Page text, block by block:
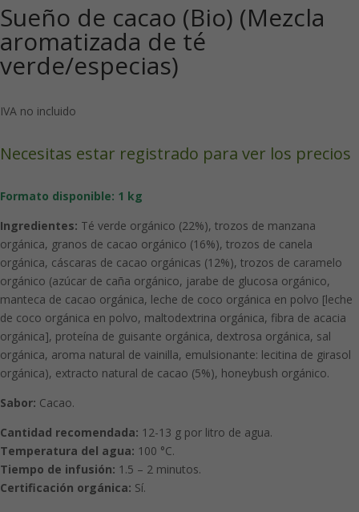
Sueño de cacao (Bio) (Mezcla
aromatizada de té
verde/especias)
IVA no incluido
Necesitas estar registrado para ver los precios
Formato disponible: 1 kg
Ingredientes: Té verde orgánico (22%), trozos de manzana
orgánica, granos de cacao orgánico (16%), trozos de canela
orgánica, cáscaras de cacao orgánicas (12%), trozos de caramelo
orgánico (azúcar de caña orgánico, jarabe de glucosa orgánico,
manteca de cacao orgánica, leche de coco orgánica en polvo [leche
de coco orgánica en polvo, maltodextrina orgánica, fibra de acacia
orgánica], proteína de guisante orgánica, dextrosa orgánica, sal
orgánica, aroma natural de vainilla, emulsionante: lecitina de girasol
orgánica), extracto natural de cacao (5%), honeybush orgánico.
Sabor: Cacao.
Cantidad recomendada: 12-13 g por litro de agua.
Temperatura del agua: 100 °C.
Tiempo de infusión: 1.5 – 2 minutos.
Certificación orgánica: Sí.